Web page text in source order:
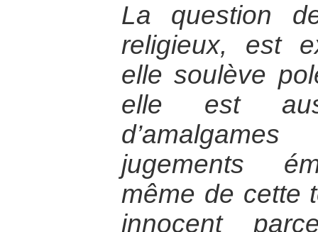
La question
religieux, est
elle soulève
elle est
jugements
même de cette
innocent